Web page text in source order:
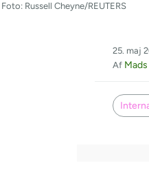
Foto: Russell Cheyne/REUTERS
25. maj
Af